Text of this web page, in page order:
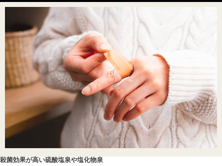
殺菌効果が高い硫酸塩泉や塩化物泉